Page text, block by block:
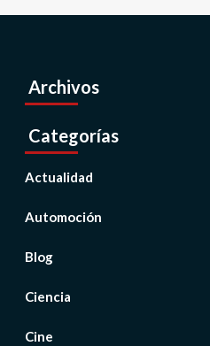
Archivos
Categorías
Actualidad
Automoción
Blog
Ciencia
Cine